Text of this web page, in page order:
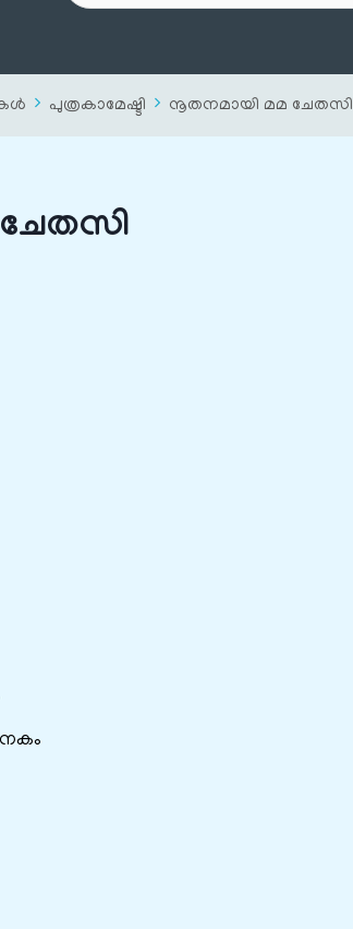
പുത്രകാമേഷ്ടി നൂതനമായി മമ ചേതസി